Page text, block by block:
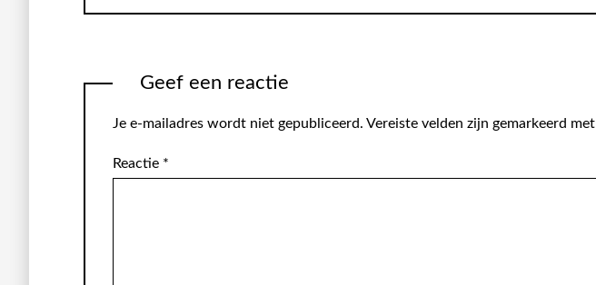
Geef een reactie
Je e-mailadres wordt niet gepubliceerd. Vereiste velden zijn gemarkeerd met
Reactie *